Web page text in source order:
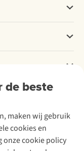
de beste
maken wij gebruik
cookies en
onze cookie policy